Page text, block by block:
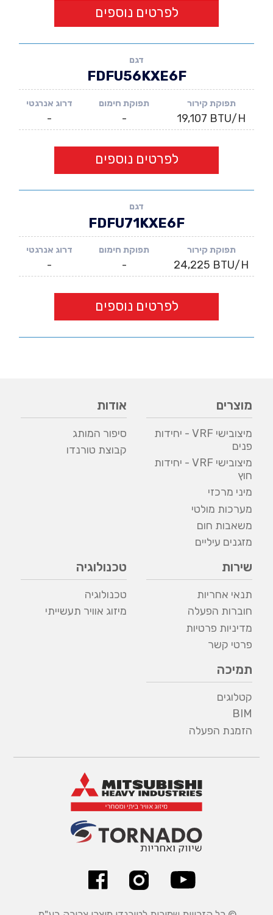
לפרטים נוספים
דגם
FDFU56KXE6F
תפוקת קירור
19,107 BTU/H
תפוקת חימום
-
דרוג אנרגטי
-
לפרטים נוספים
דגם
FDFU71KXE6F
תפוקת קירור
24,225 BTU/H
תפוקת חימום
-
דרוג אנרגטי
-
לפרטים נוספים
מוצרים
מיצובישי VRF - יחידות
פנים
מיצובישי VRF - יחידות
חוץ
מיני מרכזי
מערכות מולטי
משאבות חום
מזגנים עיליים
אודות
סיפור המותג
קבוצת טורנדו
שירות
תנאי אחריות
חוברות הפעלה
מדיניות פרטיות
פרטי קשר
טכנולוגיה
טכנולוגיה
מיזוג אוויר תעשייתי
תמיכה
קטלוגים
BIM
הזמנת הפעלה